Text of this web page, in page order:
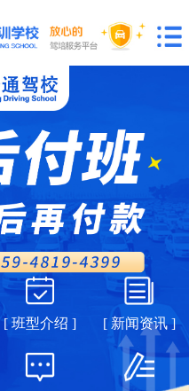
[ 班型介绍 ] [ 新闻资讯 ]